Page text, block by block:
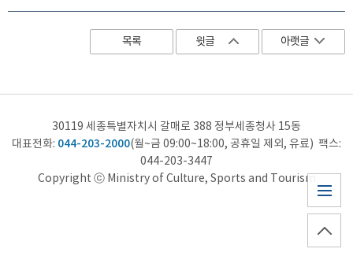
목록 윗글 아랫글
사이트
30119 세종특별자치시 갈매로 388 정부세종청사 15동
대표전화: 044-203-2000(월~금 09:00~18:00, 공휴일 제외, 유료) 팩스:
044-203-3447
Copyright ⓒ Ministry of Culture, Sports and Tourism